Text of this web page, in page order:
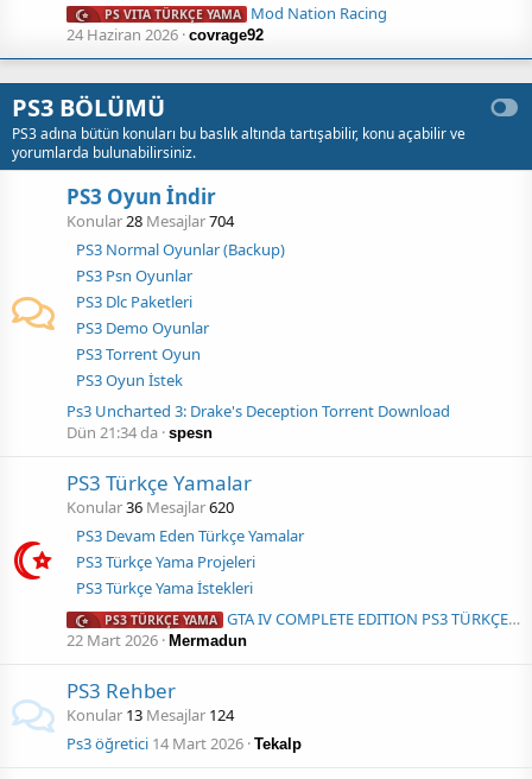
PS VITA TÜRKÇE YAMA
Mod Nation Racing
24 Haziran 2026 covrage92
PS3 BÖLÜMÜ
PS3 adına bütün konuları bu baslık altında tartışabilir, konu açabilir ve
yorumlarda bulunabilirsiniz.
PS3 Oyun İndir
Konular28 Mesajlar704
PS3 Normal Oyunlar (Backup)
PS3 Psn Oyunlar
PS3 Dlc Paketleri
PS3 Demo Oyunlar
PS3 Torrent Oyun
PS3 Oyun İstek
Ps3 Uncharted 3: Drake's Deception Torrent Download
Dün 21:34 da spesn
PS3 Türkçe Yamalar
Konular36 Mesajlar620
PS3 Devam Eden Türkçe Yamalar
PS3 Türkçe Yama Projeleri
PS3 Türkçe Yama İstekleri
PS3 TÜRKÇE YAMA GTA IV COMPLETE EDITION PS3 TÜRKÇE YAMA
22 Mart 2026
Mermadun
PS3 Rehber
Konular 13 Mesajlar 124
Ps3 öğretici 14 Mart 2026 Tekalp